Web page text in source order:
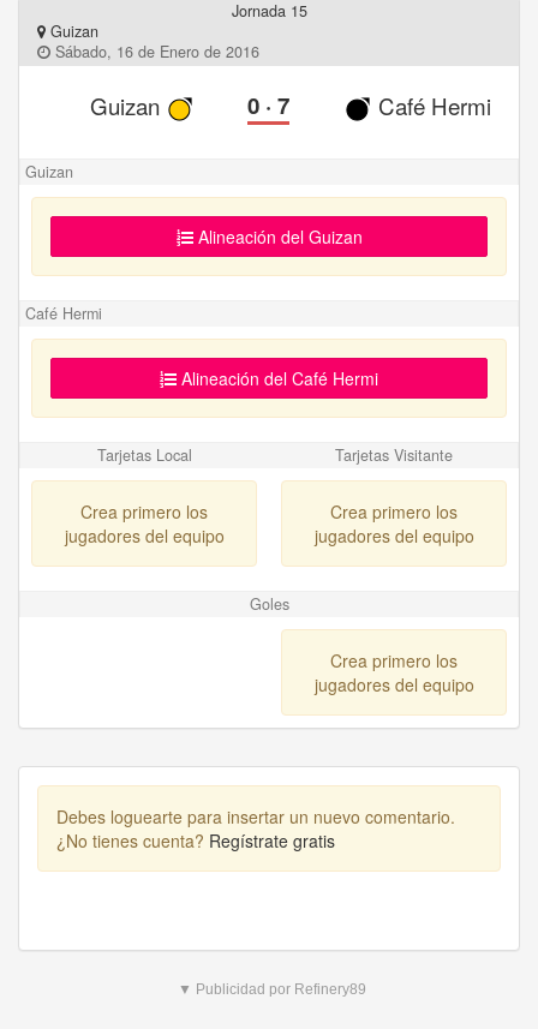
Jornada 15
Guizan
Sábado, 16 de Enero de 2016
Guizan 0 ·7 Café Hermi
Guizan
Alineación del Guizan
Café Hermi
Alineación del Café Hermi
Tarjetas Local Tarjetas Visitante
Crea primero los
jugadores del equipo
Crea primero los
jugadores del equipo
Goles
Crea primero los
jugadores del equipo
Debes loguearte para insertar un nuevo comentario.
¿No tienes cuenta? Regístrate gratis
▼ Publicidad por Refinery89